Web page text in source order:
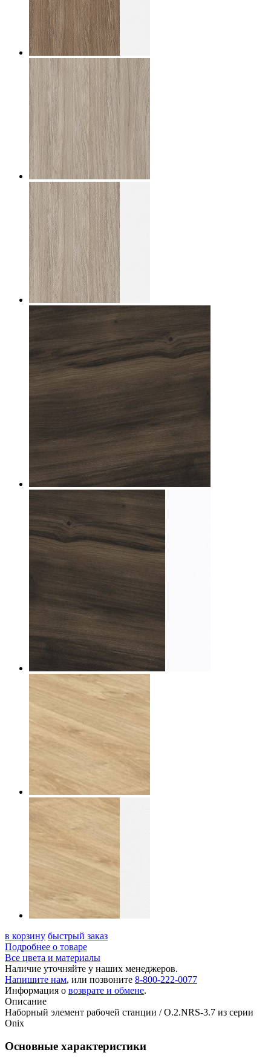
в корзину быстрый заказ
Подробнее о товаре
Все цвета и материалы
Наличие уточняйте у наших менеджеров.
Напишите нам, или позвоните 8-800-222-0077
Информация о возврате и обмене.
Описание
Наборный элемент рабочей станции / O.2.NRS-3.7 из серии
Onix
Основные характеристики